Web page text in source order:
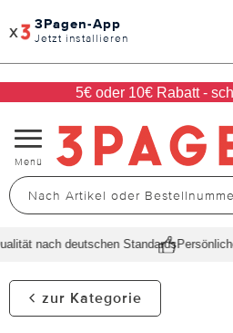
x 3Pagen-App
Jetzt installieren
5€ oder 10€ Rabatt -
Navigation
umschalten
Menü
nach deutschen Standards
zur Kategorie